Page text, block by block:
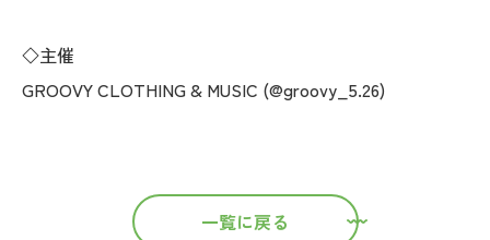
◇主催
GROOVY CLOTHING & MUSIC (@groovy_5.26)
一覧に戻る